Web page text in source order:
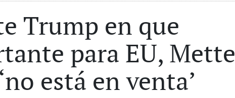
Trump en que
para EU, Mette
está en venta’